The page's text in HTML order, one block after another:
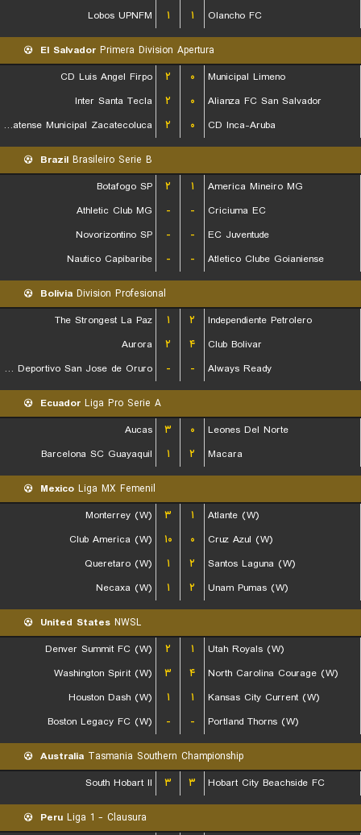
Lobos UPNFM
۱ ۱ Olancho FC
El Salvador Primera Division Apertura
CD Luis Angel Firpo
۲ ۰
Municipal Limeno
Inter Santa Tecla
۲ ۰
Alianza FC San Salvador
CD Platense Municipal Zacatecoluca
۲ ۰ CD Inca-Aruba
Brazil Brasileiro Serie B
Botafogo SP
۲ ۱
America Mineiro MG
Athletic Club MG
- -
Criciuma EC
Novorizontino SP
- -
EC Juventude
Nautico Capibaribe
- - Atletico Clube Goianiense
Bolivia Division Profesional
The Strongest La Paz
۱ ۲
Independiente Petrolero
Aurora
۲ ۴
Club Bolivar
GV Club Deportivo San Jose de Oruro
- - Always Ready
Ecuador Liga Pro Serie A
Aucas
۳ ۰
Leones Del Norte
Barcelona SC Guayaquil
۱ ۲ Macara
Mexico Liga MX Femenil
Monterrey (W)
۳ ۱
Atlante (W)
Club America (W)
۱۰ ۰
Cruz Azul (W)
Queretaro (W)
۱ ۲
Santos Laguna (W)
Necaxa (W)
۱ ۲ Unam Pumas (W)
United States NWSL
Denver Summit FC (W)
۲ ۱
Utah Royals (W)
Washington Spirit (W)
۳ ۴
North Carolina Courage (W)
Houston Dash (W)
۱ ۱
Kansas City Current (W)
Boston Legacy FC (W)
- - Portland Thorns (W)
Australia Tasmania Southern Championship
South Hobart II
۳ ۳ Hobart City Beachside FC
Peru Liga 1 - Clausura